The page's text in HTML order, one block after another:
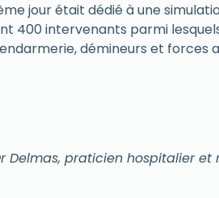
jour était dédié à une
400 intervenants parmi
démineurs et forces
Delmas, praticien hospitalier et